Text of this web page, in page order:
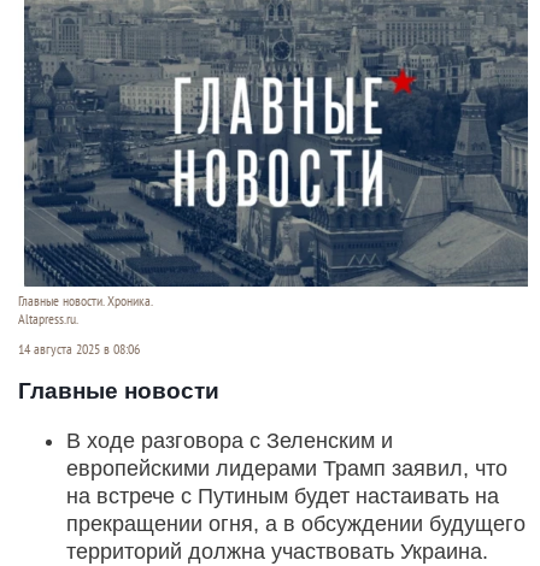
Главные новости. Хроника.
Altapress.ru.
14 августа 2025 в 08:06
Главные новости
В ходе разговора с Зеленским и
европейскими лидерами Трамп заявил, что
на встрече с Путиным будет настаивать на
прекращении огня, а в обсуждении будущего
территорий должна участвовать Украина.